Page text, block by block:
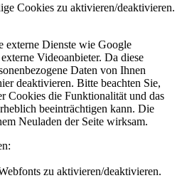
Cookies zu aktivieren/deaktivieren.
externe Dienste wie Google
Videoanbieter. Da diese
Daten von Ihnen
deaktivieren. Bitte beachten Sie,
Cookies die Funktionalität und das
beeinträchtigen kann. Die
Neuladen der Seite wirksam.
zu aktivieren/deaktivieren.